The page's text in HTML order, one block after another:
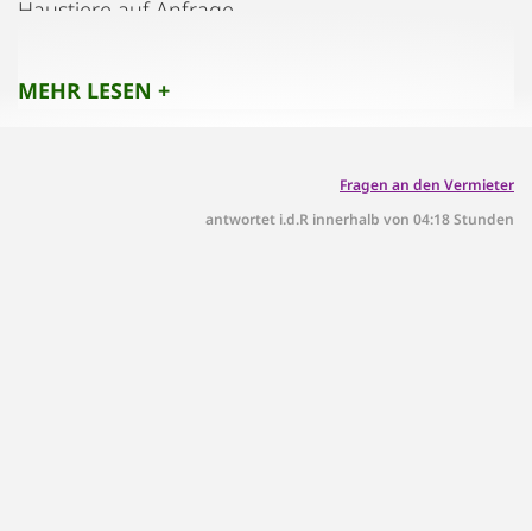
Haustiere auf Anfrage.
MEHR LESEN +
Fragen an den Vermieter
antwortet i.d.R innerhalb von 04:18 Stunden